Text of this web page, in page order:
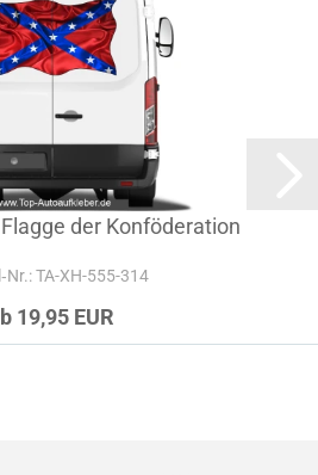
der Konföderation
TA-XH-555-314
19,95 EUR